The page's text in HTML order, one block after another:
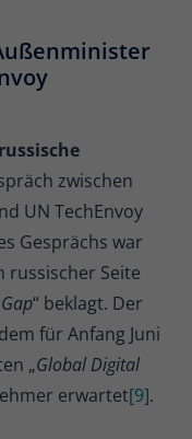
russische
zwischen
UN TechEnvoy
Gesprächs war
russischer Seite
“ beklagt. Der
für Anfang Juni
„Global Digital
erwartet[9].